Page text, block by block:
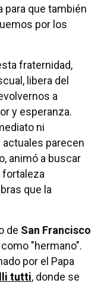
para que también
por los
fraternidad,
libera del
a
y esperanza.
ni
parecen
animó a buscar
fortaleza
que la
de San Francisco
"hermano".
por el Papa
tutti, donde se